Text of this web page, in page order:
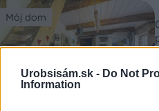
Urobsisám.sk - Do Not
Information
Môj dom